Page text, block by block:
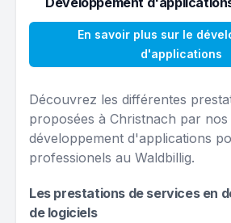
En savoir plus sur le
d'applications
Découvrez les différentes
proposées à Christnach par
développement d'applications
professionels au Waldbillig.
Les prestations de services en
de logiciels